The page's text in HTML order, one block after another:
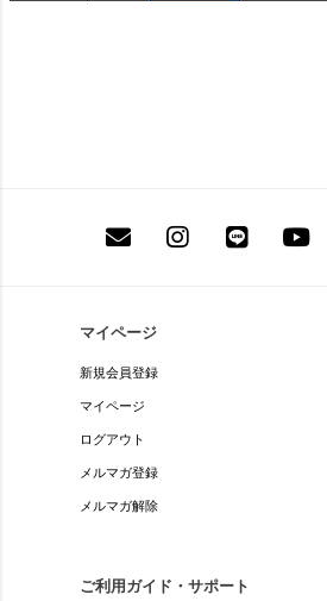
マイページ
新規会員登録
マイページ
ログアウト
メルマガ登録
メルマガ解除
ご利用ガイド・サポート